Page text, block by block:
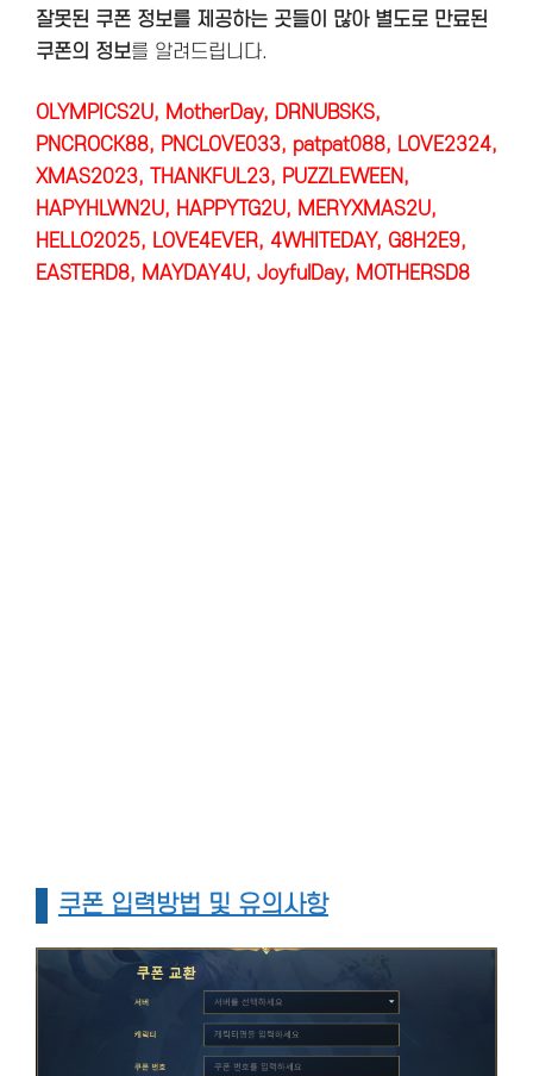
잘못된 쿠폰 정보를 제공하는 곳들이 많아 별도로 만료된
쿠폰의 정보를 알려드립니다.
OLYMPICS2U, MotherDay, DRNUBSKS,
PNCROCK88, PNCLOVE033, patpat088, LOVE2324,
XMAS2023, THANKFUL23, PUZZLEWEEN,
HAPYHLWN2U, HAPPYTG2U, MERYXMAS2U,
HELLO2025, LOVE4EVER, 4WHITEDAY, G8H2E9,
EASTERD8, MAYDAY4U, JoyfulDay, MOTHERSD8
쿠폰 입력방법 및 유의사항